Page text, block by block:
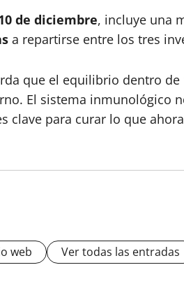
de diciembre, incluye una
a repartirse entre los tres
que el equilibrio dentro
El sistema inmunológico
clave para curar lo que
web Ver todas las entradas